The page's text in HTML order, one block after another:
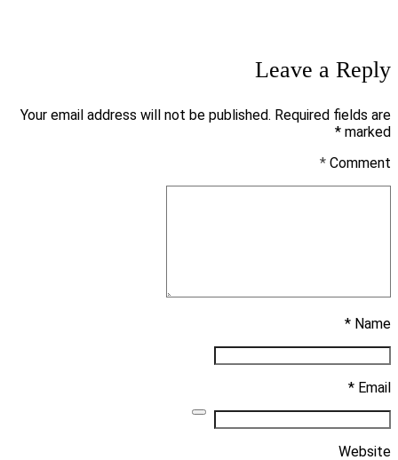
Leave a Reply
Your email address will not be published. Required fields are
marked *
Comment
*
Name *
Email *
Website